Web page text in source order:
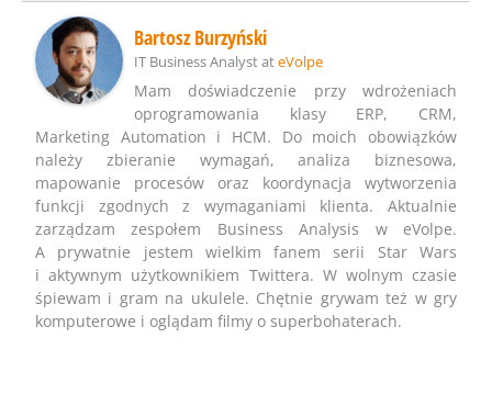
Bartosz Burzyński
IT Business AnalystateVolpe
Mam doświadczenie przy wdrożeniach
oprogramowania klasy ERP, CRM,
Marketing Automation i HCM. Do moich obowiązków
należy zbieranie wymagań, analiza biznesowa,
mapowanie procesów oraz koordynacja wytworzenia
funkcji zgodnych z wymaganiami klienta. Aktualnie
zarządzam zespołem Business Analysis w eVolpe.
A prywatnie jestem wielkim fanem serii Star Wars
i aktywnym użytkownikiem Twittera. W wolnym czasie
śpiewam i gram na ukulele. Chętnie grywam też w gry
komputerowe i oglądam filmy o superbohaterach.